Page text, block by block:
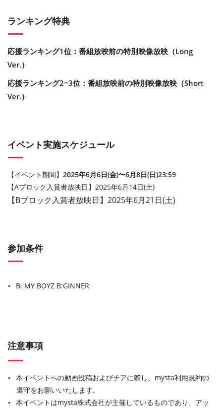
ランキング特典
応援ランキング1位：番組放映前の特別映像放映（Long
Ver.）
応援ランキング2~3位：番組放映前の特別映像放映（Short
Ver.）
イベント実施スケジュール
【イベント期間】 2025年6月6日(金)〜6月8日(日)23:59
【Aブロック入賞者放映日】2025年6月14日(土)
【Bブロック入賞者放映日】2025年6月21 日(土)
参加条件
B: MY BOYZ B:GINNER
注意事項
本イベントへの動画投稿およびチアに際し、mysta利用規約の
遵守をお願いいたします。
本イベントはmysta株式会社が主催しているものであり、アッ